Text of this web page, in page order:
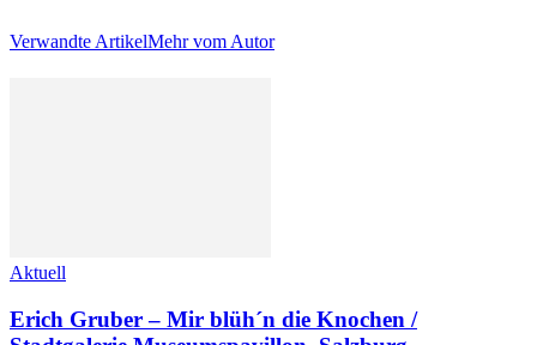
Verwandte ArtikelMehr vom Autor
Aktuell
Erich Gruber – Mir blüh´n die Knochen /